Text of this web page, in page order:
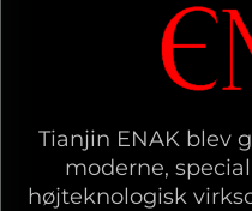
Tianjin ENAK blev
moderne,
højteknologisk